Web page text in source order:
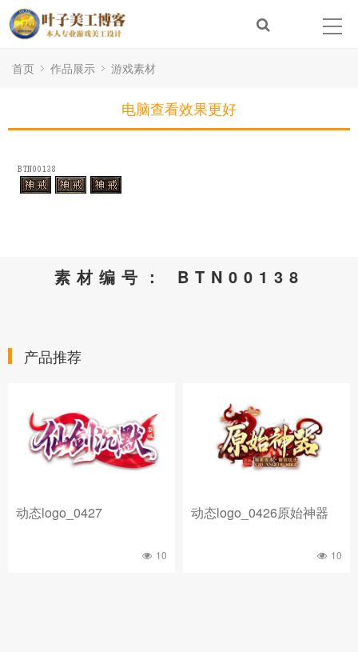
首页 作品展示 游戏素材
电脑查看效果更好
素材编号： BTN00138
产品推荐
动态logo_0427
10
动态logo_0426原始神器
10